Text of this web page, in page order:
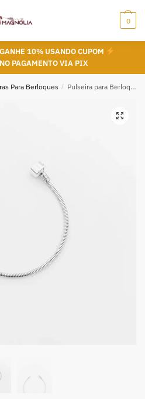
0
10% USANDO CUPOM
PAGAMENTO VIA PIX
Para Berloques / Pulseira para Berloques em Prata 925 – 20cm